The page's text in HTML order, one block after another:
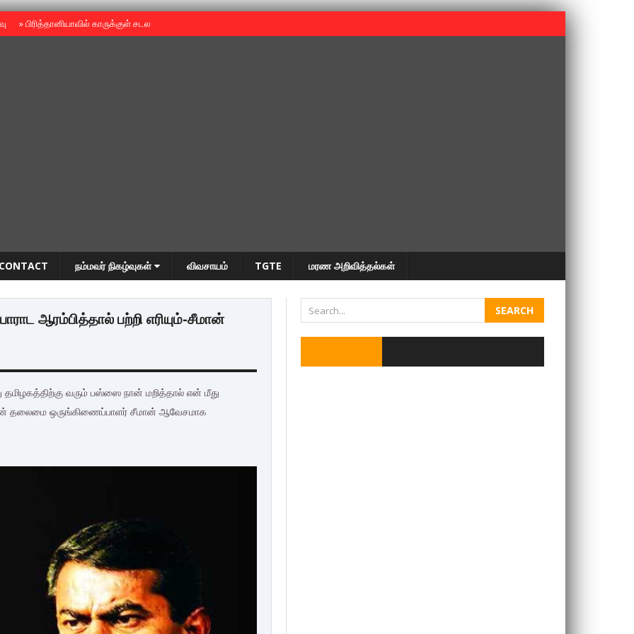
»பிரித்தானியாவில் காருக்குள் சடலம் -தமிழருடையதா ?
CONTACT நம்மவர் நிகழ்வுகள் விவசாயம் TGTE மரண அறிவித்தல்கள்
ஆரம்பித்தால் பற்றி எரியும்-சீமான்
தமிழகத்திற்கு வரும் பஸ்ஸை நான் மறித்தால் என் மீது
தலைமை ஒருங்கிணைப்பாளர் சீமான் ஆவேசமாக